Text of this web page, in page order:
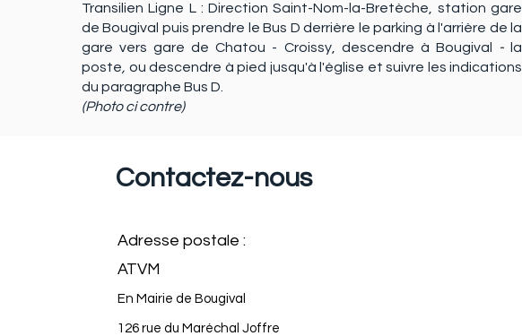
Transilien Ligne L : Direction Saint-Nom-la-Bretèche, station gare
de Bougival puis prendre le Bus D derrière le parking à l'arrière de la
gare vers gare de Chatou - Croissy, descendre à Bougival
-
la
poste, ou descendre à pied jusqu'à l'église et suivre les indications
du paragraphe Bus D.
(Photo ci contre)
Contactez-nous
Adresse postale :
ATVM
En Mairie de Bougival
126 rue du Maréchal Joffre